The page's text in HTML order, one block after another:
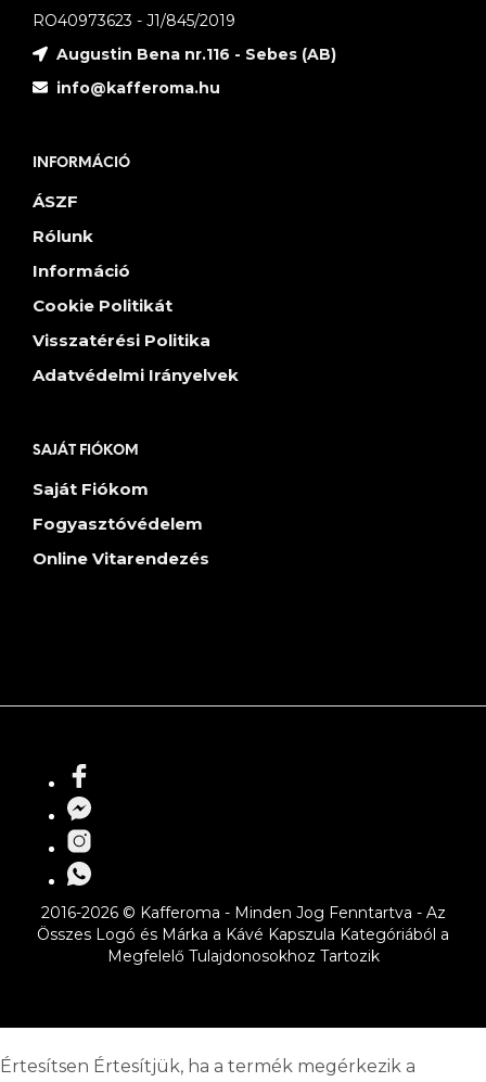
RO40973623 - J1/845/2019
Augustin Bena nr.116 - Sebes (AB)
info@kafferoma.hu
INFORMÁCIÓ
ÁSZF
Rólunk
Információ
Cookie Politikát
Visszatérési Politika
Adatvédelmi Irányelvek
SAJÁT FIÓKOM
Saját Fiókom
Fogyasztóvédelem
Online Vitarendezés
2016-2026 © Kafferoma - Minden Jog Fenntartva - Az
Összes Logó és Márka a Kávé Kapszula Kategóriából a
Megfelelő Tulajdonosokhoz Tartozik
Értesítsen Értesítjük, ha a termék megérkezik a